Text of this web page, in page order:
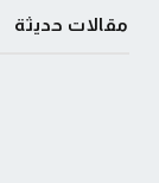
مقالات حديثة